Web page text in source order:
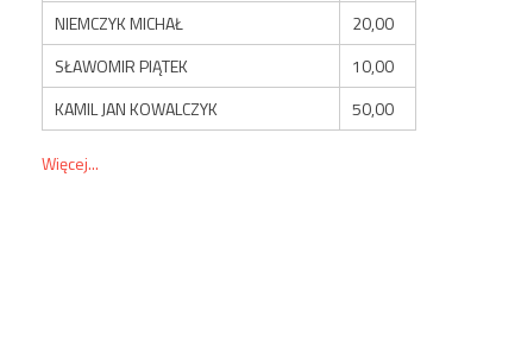
NIEMCZYK MICHAŁ
20,00
SŁAWOMIR PIĄTEK
10,00
KAMIL JAN KOWALCZYK
50,00
Więcej...